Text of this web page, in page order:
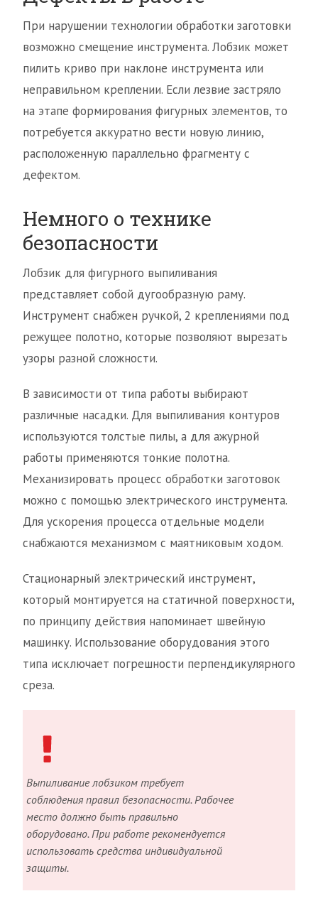
При нарушении технологии обработки заготовки
возможно смещение инструмента. Лобзик может
пилить криво при наклоне инструмента или
неправильном креплении. Если лезвие застряло
на этапе формирования фигурных элементов, то
потребуется аккуратно вести новую линию,
расположенную параллельно фрагменту с
дефектом.
Немного о технике
безопасности
Лобзик для фигурного выпиливания
представляет собой дугообразную раму.
Инструмент снабжен ручкой, 2 креплениями под
режущее полотно, которые позволяют вырезать
узоры разной сложности.
В зависимости от типа работы выбирают
различные насадки. Для выпиливания контуров
используются толстые пилы, а для ажурной
работы применяются тонкие полотна.
Механизировать процесс обработки заготовок
можно с помощью электрического инструмента.
Для ускорения процесса отдельные модели
снабжаются механизмом с маятниковым ходом.
Стационарный электрический инструмент,
который монтируется на статичной поверхности,
по принципу действия напоминает швейную
машинку. Использование оборудования этого
типа исключает погрешности перпендикулярного
среза.
Выпиливание лобзиком требует
соблюдения правил безопасности. Рабочее
место должно быть правильно
оборудовано. При работе рекомендуется
использовать средства индивидуальной
защиты.